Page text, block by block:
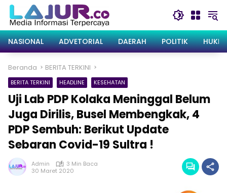
Langsung
konten
NASIONAL
ADVETORIAL DAERAH POLITIK
Beranda BERITA TERKINI
BERITA TERKINI HEADLINE KESEHATAN
Uji Lab PDP Kolaka Meninggal Belum
Juga Dirilis, Busel Membengkak, 4
PDP Sembuh: Berikut Update
Sebaran Covid-19 Sultra !
Admin
3 Min Baca
30 Maret 2020